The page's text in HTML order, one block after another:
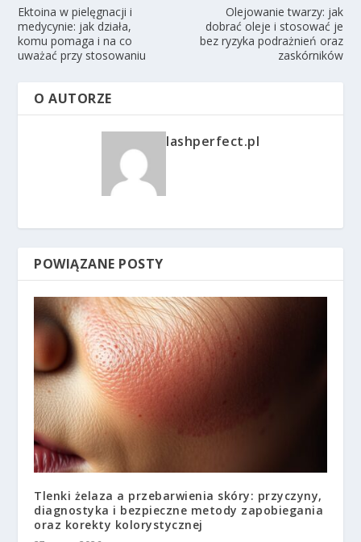
Ektoina w pielęgnacji i
medycynie: jak działa,
komu pomaga i na co
uważać przy stosowaniu
Olejowanie twarzy: jak
dobrać oleje i stosować je
bez ryzyka podrażnień oraz
zaskórników
O AUTORZE
lashperfect.pl
POWIĄZANE POSTY
Tlenki żelaza a przebarwienia skóry: przyczyny,
diagnostyka i bezpieczne metody zapobiegania
oraz korekty kolorystycznej